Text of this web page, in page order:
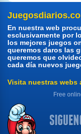
En nuestra web
esclusivamente por
los mejores juegos
queremos daros las
queremos que
cada día nuevos
Visita nuestras webs
Free